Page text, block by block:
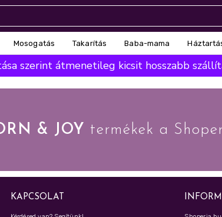
Mosogatás Takarítás Baba-mama
szerint átmenetileg kicsit hosszabb
& JOY termékek a
KAPCSOLAT